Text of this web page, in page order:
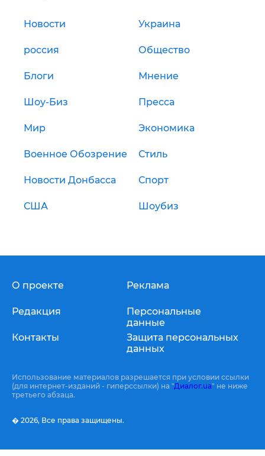
Новости Украина
россия Общество
Блоги Мнение
Шоу-Биз Пресса
Мир Экономика
Военное Обозрение Стиль
Новости Донбасса Спорт
США Шоубиз
О проекте
Редакция
Контакты
Реклама
Персональные
данные
Защита персональных
данных
Использование материалов разрешается при условии ссылки
(для интернет-изданий - гиперссылки) на "Диалог.ua" не ниже
третьего абзаца.
� 2026, Все права защищены.